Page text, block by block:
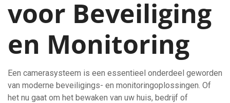
voor Beveiliging
en Monitoring
Een camerasysteem is een essentieel onderdeel geworden
van moderne beveiligings- en monitoringoplossingen. Of
het nu gaat om het bewaken van uw huis, bedrijf of